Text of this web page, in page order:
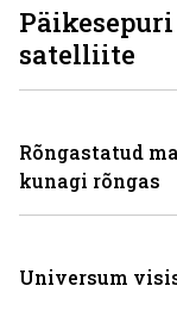
satelliite
Rõngastatud
kunagi rõngas
Universum